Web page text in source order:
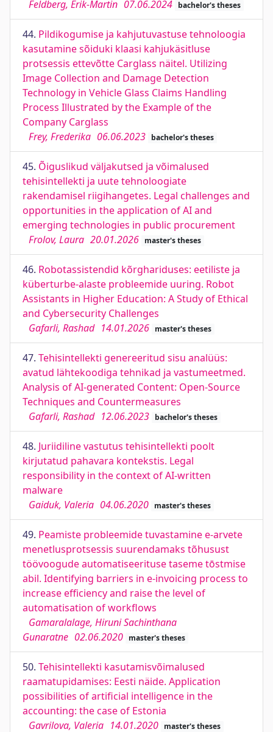
Feldberg, Erik-Martin 07.06.2024 bachelor's theses
44. Pildikogumise ja kahjutuvastuse tehnoloogia
kasutamine sõiduki klaasi kahjukäsitluse
protsessis ettevõtte Carglass näitel. Utilizing
Image Collection and Damage Detection
Technology in Vehicle Glass Claims Handling
Process Illustrated by the Example of the
Company Carglass
Frey, Frederika 06.06.2023 bachelor's theses
45. Õiguslikud väljakutsed ja võimalused
tehisintellekti ja uute tehnoloogiate
rakendamisel riigihangetes. Legal challenges and
opportunities in the application of AI and
emerging technologies in public procurement
Frolov, Laura 20.01.2026 master's theses
46. Robotassistendid kõrghariduses: eetiliste ja
küberturbe-alaste probleemide uuring. Robot
Assistants in Higher Education: A Study of Ethical
and Cybersecurity Challenges
Gafarli, Rashad 14.01.2026 master's theses
47. Tehisintellekti genereeritud sisu analüüs:
avatud lähtekoodiga tehnikad ja vastumeetmed.
Analysis of AI-generated Content: Open-Source
Techniques and Countermeasures
Gafarli, Rashad 12.06.2023 bachelor's theses
48. Juriidiline vastutus tehisintellekti poolt
kirjutatud pahavara kontekstis. Legal
responsibility in the context of AI-written
malware
Gaiduk, Valeria 04.06.2020 master's theses
49. Peamiste probleemide tuvastamine e-arvete
menetlusprotsessis suurendamaks tõhusust
töövoogude automatiseerituse taseme tōstmise
abil. Identifying barriers in e-invoicing process to
increase efficiency and raise the level of
automatisation of workflows
Gamaralalage, Hiruni Sachinthana
Gunaratne 02.06.2020 master's theses
50. Tehisintellekti kasutamisvõimalused
raamatupidamises: Eesti näide. Application
possibilities of artificial intelligence in the
accounting: the case of Estonia
Gavrilova, Valeria 14.01.2020 master's theses